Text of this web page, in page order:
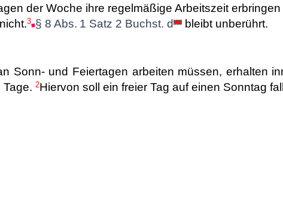
der Woche ihre regelmäßige Arbeitszeit
3 § 8 Abs. 1 Satz 2 Buchst. d bleibt unberührt.
Sonn- und Feiertagen arbeiten müssen, erhalten
2Hiervon soll ein freier Tag auf einen Sonntag